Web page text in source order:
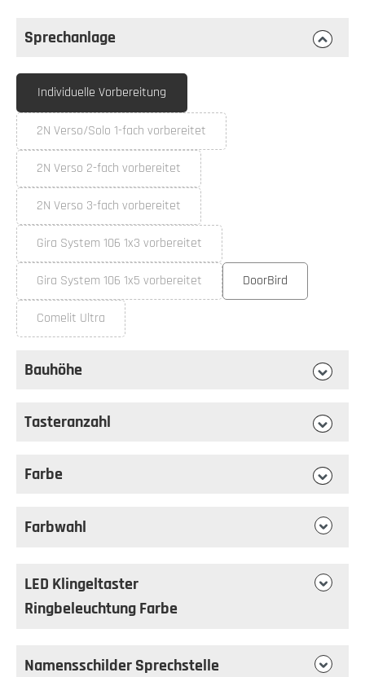
Sprechanlage
Sprechanlageauswählen
Individuelle Vorbereitung
2N Verso/Solo 1-fach vorbereitet
(Diese Option ist zurzeit nicht verfügbar.)
2N Verso 2-fach vorbereitet
(Diese Option ist zurzeit nicht verfügbar.)
2N Verso 3-fach vorbereitet
(Diese Option ist zurzeit nicht verfügbar.)
Gira System 106 1x3 vorbereitet
(Diese Option ist zurzeit nicht verfügbar.)
Gira System 106 1x5 vorbereitet
(Diese Option ist zurzeit nicht verfügbar.)
DoorBird
Comelit Ultra
(Diese Option ist zurzeit nicht verfügbar.)
Bauhöhe
Tasteranzahl
Farbe
Farbwahl
LED Klingeltaster
Ringbeleuchtung Farbe
Namensschilder Sprechstelle